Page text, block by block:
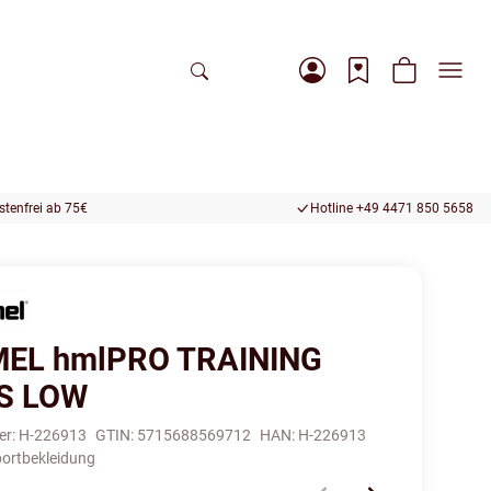
ab 75€ Hotline +49 4471 850 5658
hmlPRO TRAINING
LOW
H-226913 GTIN: 5715688569712 HAN: H-226913